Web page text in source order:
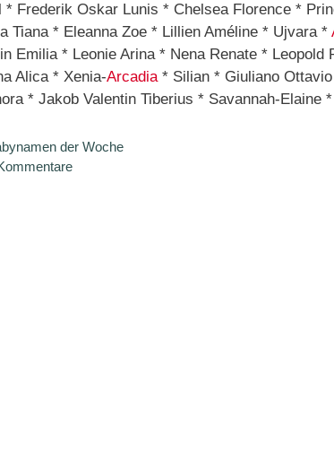
* Frederik Oskar Lunis * Chelsea Florence *
Tiana * Eleanna Zoe * Lillien Améline * Ujvara *
Emilia * Leonie Arina * Nena Renate * Leopold
Alica * Xenia-Arcadia* Silian * Giuliano
* Jakob Valentin Tiberius * Savannah-Elaine *
der Woche